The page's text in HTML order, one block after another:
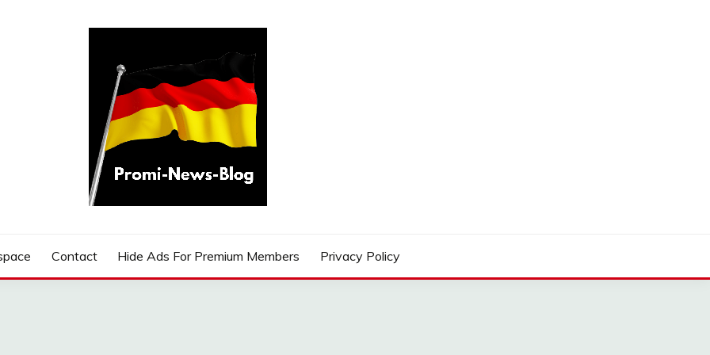
Contact Hide Ads For Premium Members Privacy Policy